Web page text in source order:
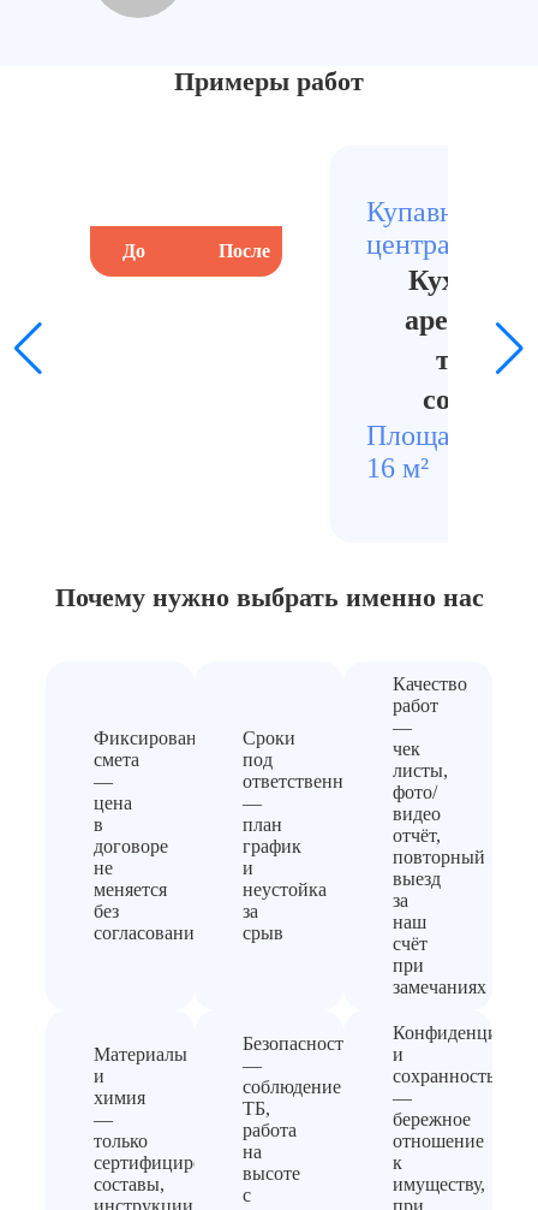
Примеры работ
До После
Купавна,
центральная
Кухня
Площадь
16 м²
Почему нужно выбрать именно нас
Фиксированная
смета
—
цена
в
договоре
не
меняется
без
согласования
Сроки
под
ответственность
—
план
график
и
неустойка
за
срыв
Качество
работ
—
чек
листы,
фото/
видео
отчёт,
повторный
выезд
за
наш
счёт
при
замечаниях
Материалы
и
химия
—
только
сертифицированные
составы,
инструкции
Безопасность
—
соблюдение
ТБ,
работа
на
высоте
с
и
сохранность
—
бережное
отношение
к
имуществу,
при